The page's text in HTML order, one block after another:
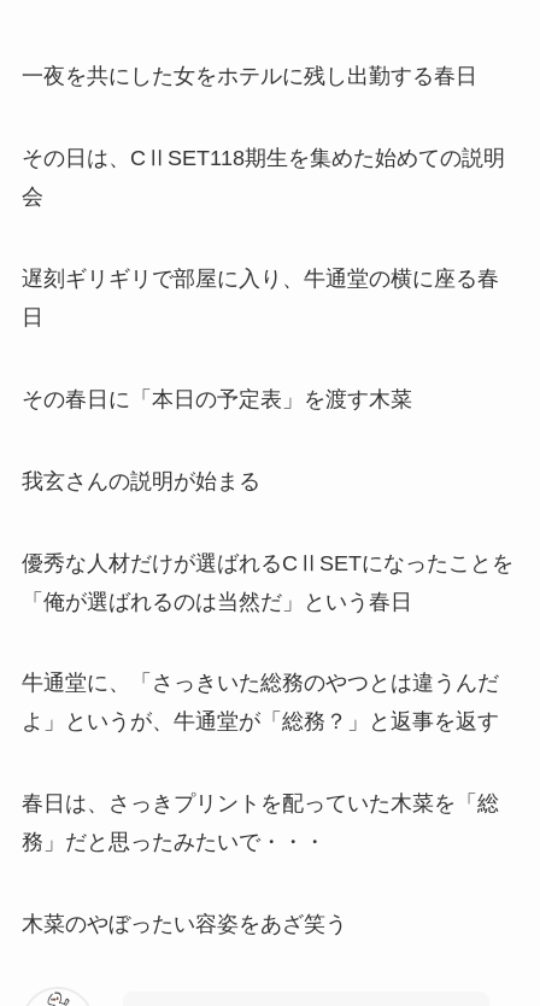
一夜を共にした女をホテルに残し出勤する春日
その日は、CⅡSET118期生を集めた始めての説明
会
遅刻ギリギリで部屋に入り、牛通堂の横に座る春
日
その春日に「本日の予定表」を渡す木菜
我玄さんの説明が始まる
優秀な人材だけが選ばれるCⅡSETになったことを
「俺が選ばれるのは当然だ」という春日
牛通堂に、「さっきいた総務のやつとは違うんだ
よ」というが、牛通堂が「総務？」と返事を返す
春日は、さっきプリントを配っていた木菜を「総
務」だと思ったみたいで・・・
木菜のやぼったい容姿をあざ笑う